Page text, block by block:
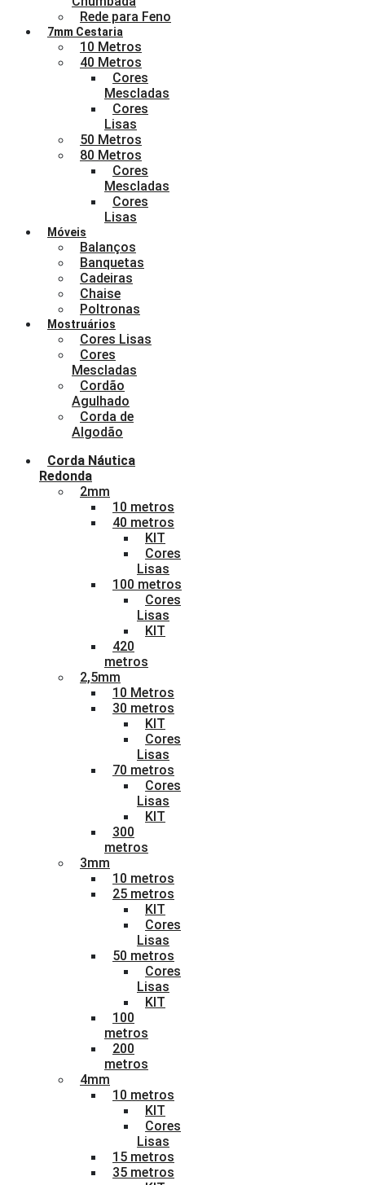
Rede para Feno
7mm Cestaria
10 Metros
40 Metros
Cores
Mescladas
Cores
Lisas
50 Metros
80 Metros
Cores
Mescladas
Cores
Lisas
Móveis
Balanços
Banquetas
Cadeiras
Chaise
Poltronas
Mostruários
Cores Lisas
Cores
Mescladas
Cordão
Agulhado
Corda de
Algodão
Corda Náutica
Redonda
2mm
10 metros
40 metros
KIT
Cores
Lisas
100 metros
Cores
Lisas
KIT
420
metros
2,5mm
10 Metros
30 metros
KIT
Cores
Lisas
70 metros
Cores
Lisas
KIT
300
metros
3mm
10 metros
25 metros
KIT
Cores
Lisas
50 metros
Cores
Lisas
KIT
100
metros
200
metros
4mm
10 metros
KIT
Cores
Lisas
15 metros
35 metros